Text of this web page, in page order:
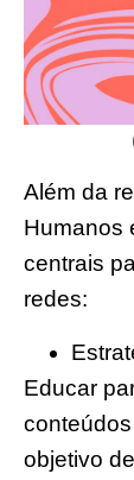
Além da
Humanos
centrais
redes:
Educar
objetivo